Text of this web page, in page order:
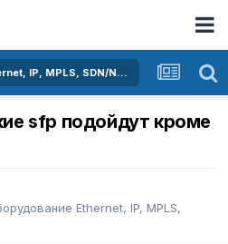
Активное оборудование Ethernet, IP, MPLS, SDN/NFV...
sfp подойдут кроме
Ethernet, IP, MPLS,